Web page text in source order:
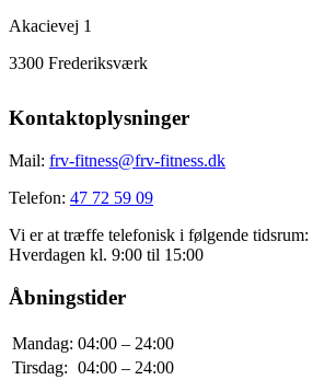
Akacievej 1
3300 Frederiksværk
Kontaktoplysninger
Mail: frv-fitness@frv-fitness.dk
Telefon: 47 72 59 09
Vi er at træffe telefonisk i følgende tidsrum:
Hverdagen kl. 9:00 til 15:00
Åbningstider
Mandag: 04:00 – 24:00
Tirsdag: 04:00 – 24:00